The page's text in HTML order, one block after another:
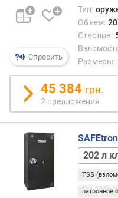
у
с
й
ч
в
т
в
л
Спросить
202 л
механика
265 л
ключ
270 л
ключ
код
270 л
ключ
Тип:
Объем:
Стволов:
Размеры:
45 384 грн.
2 предложения
202 л
ключ
202 л
ключ
TSS
патронное